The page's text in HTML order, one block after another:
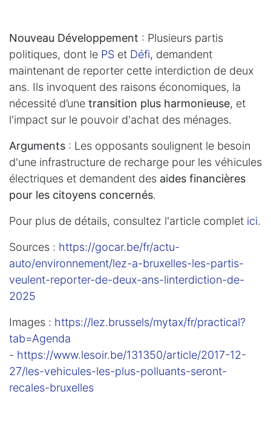
Nouveau Développement : Plusieurs partis
politiques, dont le PS et Défi, demandent
maintenant de reporter cette interdiction de deux
ans. Ils invoquent des raisons économiques, la
nécessité d’une transition plus harmonieuse, et
l'impact sur le pouvoir d'achat des ménages.
Arguments : Les opposants soulignent le besoin
d'une infrastructure de recharge pour les véhicules
électriques et demandent des aides financières
pour les citoyens concernés.
Pour plus de détails, consultez l'article complet ici.
Sources : https://gocar.be/fr/actu-
auto/environnement/lez-a-bruxelles-les-partis-
veulent-reporter-de-deux-ans-linterdiction-de-
2025
Images : https://lez.brussels/mytax/fr/practical?
tab=Agenda
- https://www.lesoir.be/131350/article/2017-12-
27/les-vehicules-les-plus-polluants-seront-
recales-bruxelles